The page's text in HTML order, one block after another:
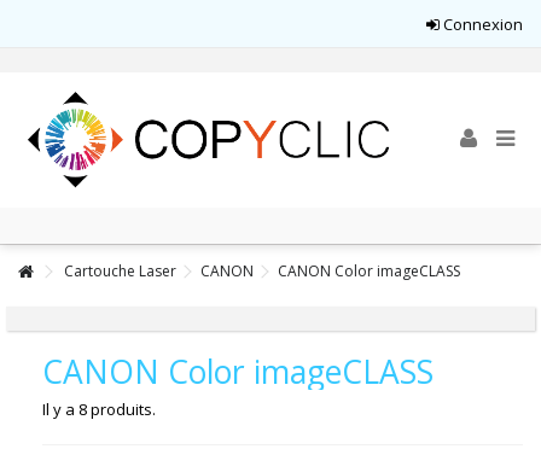
Connexion
Cartouche Laser CANON CANON Color imageCLASS
CANON Color imageCLASS
Il y a 8 produits.